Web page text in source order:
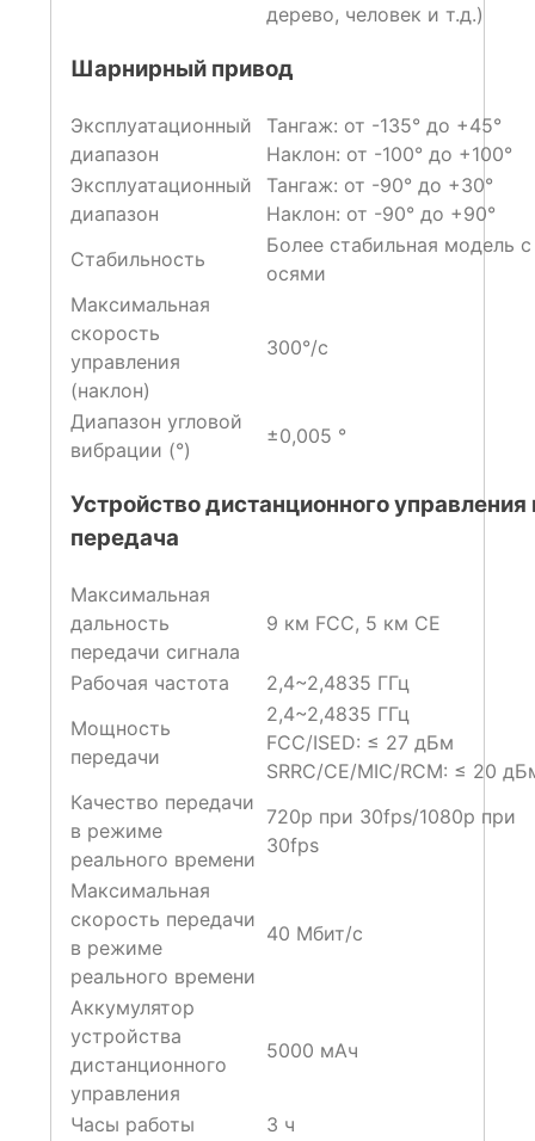
дерево, человек и т.д.)
Шарнирный привод
Эксплуатационный
диапазон
Тангаж: от -135° до +45°
Наклон: от -100° до +100°
Эксплуатационный
диапазон
Тангаж: от -90° до +30°
Наклон: от -90° до +90°
Стабильность
Более стабильная модель
осями
Максимальная
скорость
управления
(наклон)
300°/с
Диапазон угловой
вибрации (°)
±0,005 °
Устройство дистанционного управления
передача
Максимальная
дальность
передачи сигнала
9 км FCC, 5 км CE
Рабочая частота
2,4~2,4835 ГГц
Мощность
передачи
2,4~2,4835 ГГц
FCC/ISED: ≤ 27 дБм
SRRC/CE/MIC/RCM: ≤ 20
Качество передачи
в режиме
реального времени
720p при 30fps/1080p при
30fps
Максимальная
скорость передачи
в режиме
реального времени
40 Мбит/с
Аккумулятор
устройства
дистанционного
управления
5000 мАч
Часы работы
3 ч